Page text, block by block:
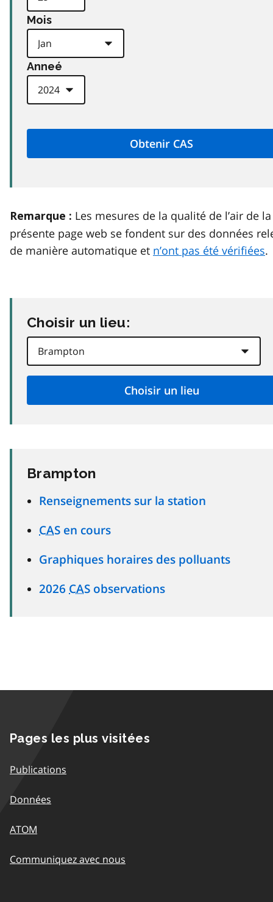
Mois
Anneé
Remarque : Les mesures de la qualité de l’air de la
présente page web se fondent sur des données
de manière automatique et n’ont pas été vérifiées.
Choisir un lieu:
Brampton
Renseignements sur la station
CAS en cours
Graphiques horaires des polluants
2026 CAS observations
Pages les plus visitées
Publications
Données
ATOM
Communiquez avec nous